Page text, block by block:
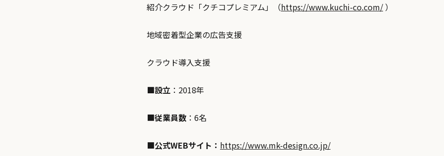
紹介クラウド「クチコプレミアム」（https://www.kuchi-co.com/ ）
地域密着型企業の広告⽀援
クラウド導⼊⽀援
■設⽴ ：2018年
■従業員数 ：6名
■公式WEBサイト： https://www.mk-design.co.jp/